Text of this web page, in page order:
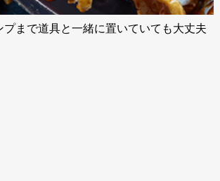
まで道具と一緒に置いていても大丈夫